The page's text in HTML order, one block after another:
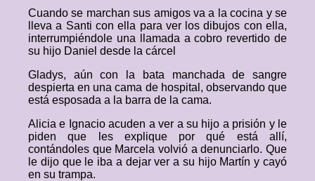
Cuando se marchan sus amigos va a la cocina y se
lleva a Santi con ella para ver los dibujos con ella,
interrumpiéndole una llamada a cobro revertido de
su hijo Daniel desde la cárcel
Gladys, aún con la bata manchada de sangre
despierta en una cama de hospital, observando que
está esposada a la barra de la cama.
Alicia e Ignacio acuden a ver a su hijo a prisión y le
piden que les explique por qué está allí,
contándoles que Marcela volvió a denunciarlo. Que
le dijo que le iba a dejar ver a su hijo Martín y cayó
en su trampa.